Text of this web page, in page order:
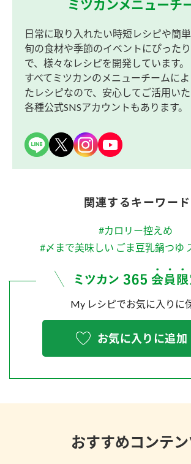
ミツカンメニューチ
日常に取り入れたい時短レシピや簡単
旬の食材や季節のイベントにぴった
で、様々なレシピを開発しています。
すべてミツカンのメニューチームに
たレシピなので、安心してご活用いた
各種公式SNSアカウントもあります。
関連するキーワード
#カロリー控えめ
#〆まで美味しい ごま豆乳鍋つゆ
My レシピでお気に入りに
お気に入りに追加
おすすめコンテ